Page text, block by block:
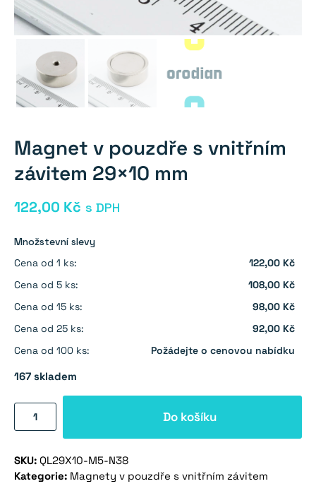
Magnet v pouzdře s vnitřním
závitem 29×10 mm
122,00 Kč s DPH
Množstevní slevy
Cena od 1 ks:
122,00 Kč
Cena od 5 ks:
108,00 Kč
Cena od 15 ks:
98,00 Kč
Cena od 25 ks:
92,00 Kč
Cena od 100 ks:
Požádejte o cenovou nabídku
167 skladem
Magnet
v
s
vnitřním
Do košíku
SKU: QL29X10-M5-N38
Kategorie: Magnety v pouzdře s vnitřním závitem